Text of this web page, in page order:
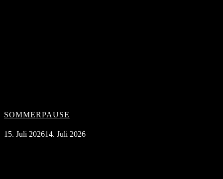
SOMMERPAUSE
15. Juli 202614. Juli 2026